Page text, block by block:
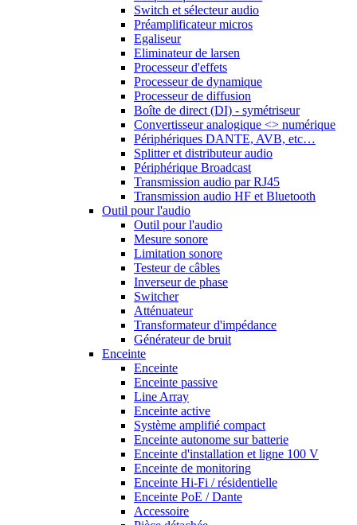
Switch et sélecteur audio
Préamplificateur micros
Egaliseur
Eliminateur de larsen
Processeur d'effets
Processeur de dynamique
Processeur de diffusion
Boîte de direct (DI) - symétriseur
Convertisseur analogique <> numérique
Périphériques DANTE, AVB, etc…
Splitter et distributeur audio
Périphérique Broadcast
Transmission audio par RJ45
Transmission audio HF et Bluetooth
Outil pour l'audio
Outil pour l'audio
Mesure sonore
Limitation sonore
Testeur de câbles
Inverseur de phase
Switcher
Atténuateur
Transformateur d'impédance
Générateur de bruit
Enceinte
Enceinte
Enceinte passive
Line Array
Enceinte active
Système amplifié compact
Enceinte autonome sur batterie
Enceinte d'installation et ligne 100 V
Enceinte de monitoring
Enceinte Hi-Fi / résidentielle
Enceinte PoE / Dante
Accessoire